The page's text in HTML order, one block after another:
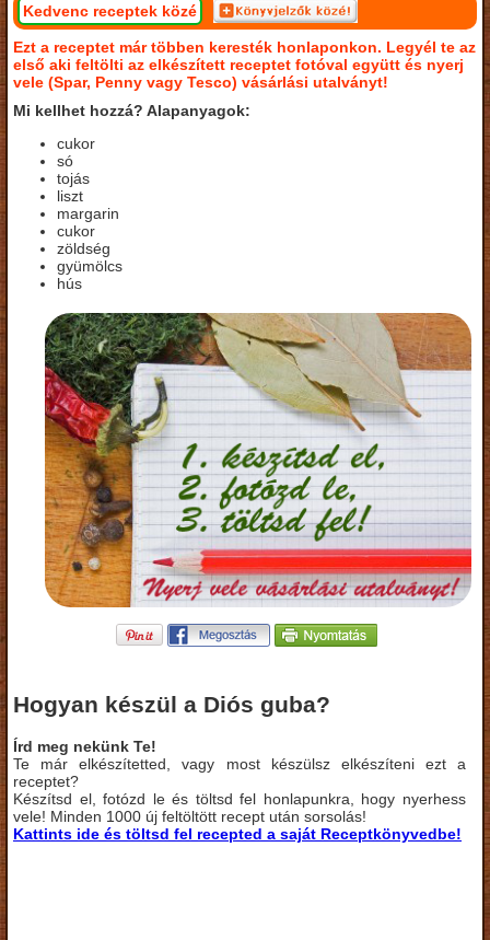
Kedvenc receptek közé
Ezt a receptet már többen keresték honlaponkon. Legyél te az
első aki feltölti az elkészített receptet fotóval együtt és nyerj
vele (Spar, Penny vagy Tesco) vásárlási utalványt!
Mi kellhet hozzá? Alapanyagok:
cukor
só
tojás
liszt
margarin
cukor
zöldség
gyümölcs
hús
Hogyan készül a Diós guba?
Írd meg nekünk Te!
Te már elkészítetted, vagy most készülsz elkészíteni ezt a
receptet?
Készítsd el, fotózd le és töltsd fel honlapunkra, hogy nyerhess
vele! Minden 1000 új feltöltött recept után sorsolás!
Kattints ide és töltsd fel recepted a saját Receptkönyvedbe!